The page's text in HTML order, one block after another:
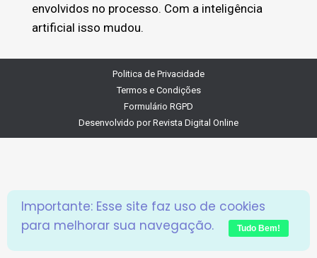
envolvidos no processo. Com a inteligência
artificial isso mudou.
Politica de Privacidade
Termos e Condições
Formulário RGPD
Desenvolvido porRevista Digital Online
Importante: Esse site faz uso de cookies
para melhorar sua navegação.
Tudo Bem!